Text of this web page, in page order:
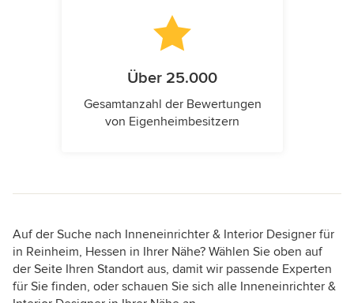
Über 25.000
Gesamtanzahl der Bewertungen
von Eigenheimbesitzern
Auf der Suche nach Inneneinrichter & Interior Designer für
in Reinheim, Hessen in Ihrer Nähe? Wählen Sie oben auf
der Seite Ihren Standort aus, damit wir passende Experten
für Sie finden, oder schauen Sie sich alle Inneneinrichter &